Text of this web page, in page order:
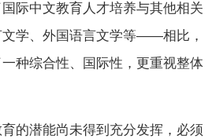
际中文教育人才培养与其他相关
学、外国语言文学等——相比，
种综合性、国际性，更重视整体
潜能尚未得到充分发挥，必须